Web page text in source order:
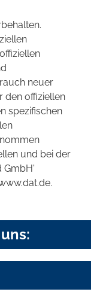
neuer
den offiziellen
spezifischen
und bei der
GmbH'